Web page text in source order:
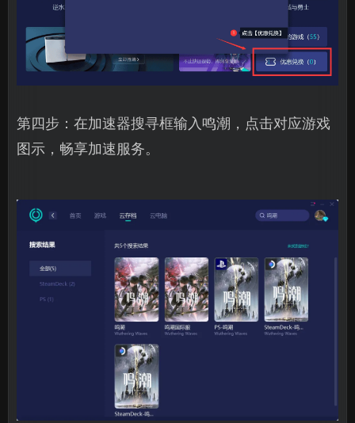
第四步：在加速器搜寻框输入鸣潮，点击对应游戏
图示，畅享加速服务。